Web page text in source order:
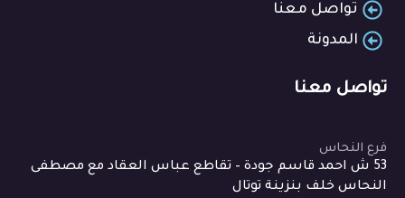
تواصل معنا
المدونة
تواصل معنا
فرع النحاس
53 ش احمد قاسم جودة – تقاطع عباس العقاد مع مصطفى
النحاس خلف بنزينة توتال